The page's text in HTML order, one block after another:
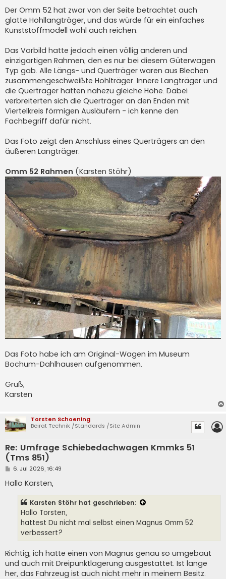
Der Omm 52 hat zwar von der Seite betrachtet auch
glatte Hohllangträger, und das würde für ein einfaches
Kunststoffmodell wohl auch reichen.
Das Vorbild hatte jedoch einen völlig anderen und
einzigartigen Rahmen, den es nur bei diesem Güterwagen
Typ gab. Alle Längs- und Querträger waren aus Blechen
zusammengeschweißte Hohlträger. Innere Langträger und
die Querträger hatten nahezu gleiche Höhe. Dabei
verbreiterten sich die Querträger an den Enden mit
Viertelkreis förmigen Ausläufern - ich kenne den
Fachbegriff dafür nicht.
Das Foto zeigt den Anschluss eines Querträgers an den
äußeren Langträger:
Omm 52 Rahmen (Karsten Stöhr)
Das Foto habe ich am Original-Wagen im Museum
Bochum-Dahlhausen aufgenommen.
Gruß,
Karsten
Torsten Schoening
Beirat Technik /Standards /Site Admin
Re: Umfrage Schiebedachwagen Kmmks 51
(Tms 851)
B
i
t
6. Jul 2026, 16:49
Hallo Karsten,
Karsten Stöhr hat geschrieben:
Hallo Torsten,
hattest Du nicht mal selbst einen Magnus Omm 52
verbessert?
Richtig, ich hatte einen von Magnus genau so umgebaut
und auch mit Dreipunktlagerung ausgestattet. Ist lange
her, das Fahrzeug ist auch nicht mehr in meinem Besitz.